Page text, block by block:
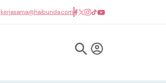
kerjasama@haibunda.com